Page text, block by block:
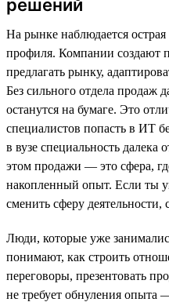
решений
На рынке наблюдается острая
профиля. Компании создают
предлагать рынку,
Без сильного отдела продаж
останутся на бумаге. Это
специалистов попасть в ИТ
в вузе специальность
этом продажи — это сфера,
накопленный опыт. Если ты
сменить сферу деятельности,
Люди, которые уже
понимают, как строить
переговоры, презентовать
не требует обнуления опыта